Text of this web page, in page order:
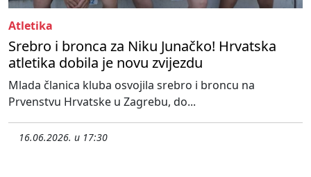
Atletika
Srebro i bronca za Niku Junačko! Hrvatska
atletika dobila je novu zvijezdu
Mlada članica kluba osvojila srebro i broncu na
Prvenstvu Hrvatske u Zagrebu, do...
16.06.2026. u 17:30